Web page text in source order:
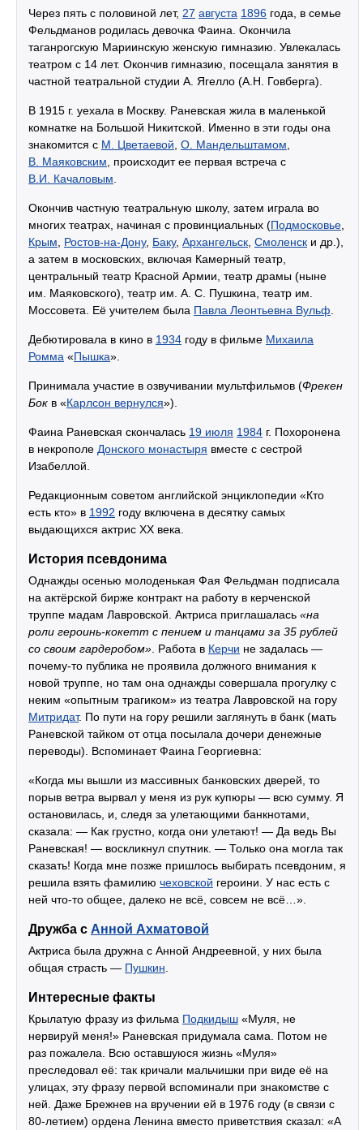
Через пять с половиной лет, 27 августа 1896 года, в семье
Фельдманов родилась девочка Фаина. Окончила
таганрогскую Мариинскую женскую гимназию. Увлекалась
театром с 14 лет. Окончив гимназию, посещала занятия в
частной театральной студии А. Ягелло (А.Н. Говберга).
В 1915 г. уехала в Москву. Раневская жила в маленькой
комнатке на Большой Никитской. Именно в эти годы она
знакомится с М. Цветаевой О. Мандельштамом
В. Маяковским , происходит ее первая встреча с
В.И. Качаловым
Окончив частную театральную школу, затем играла во
многих театрах, начиная с провинциальных (Подмосковье
Крым
Ростов-на-Дону, Баку, Архангельск Смоленск и др.),
а затем в московских, включая Камерный театр,
центральный театр Красной Армии, театр драмы (ныне
им. Маяковского), театр им. А. С. Пушкина, театр им.
Моссовета. Её учителем была Павла Леонтьевна Вульф
Дебютировала в кино в 1934 году в фильме Михаила
Ромма «Пышка».
Принимала участие в озвучивании мультфильмов (Фрекен
Бок в «Карлсон вернулся»).
Фаина Раневская скончалась 19 июля 1984 г. Похоронена
в некрополе Донского монастыря вместе с сестрой
Изабеллой.
Редакционным советом английской энциклопедии «Кто
есть кто» в 1992 году включена в десятку самых
выдающихся актрис XX века.
История псевдонима
Однажды осенью молоденькая Фая Фельдман подписала
на актёрской бирже контракт на работу в керченской
труппе мадам Лавровской. Актриса приглашалась «на
роли героинь-кокетт с пением и танцами за 35 рублей
со своим гардеробом» . Работа в Керчи не задалась —
почему-то публика не проявила должного внимания к
новой труппе, но там она однажды совершала прогулку с
неким «опытным трагиком» из театра Лавровской на гору
Митридат. По пути на гору решили заглянуть в банк (мать
Раневской тайком от отца посылала дочери денежные
переводы). Вспоминает Фаина Георгиевна:
«Когда мы вышли из массивных банковских дверей, то
порыв ветра вырвал у меня из рук купюры — всю сумму. Я
остановилась, и, следя за улетающими банкнотами,
сказала: — Как грустно, когда они улетают! — Да ведь Вы
Раневская! — воскликнул спутник. — Только она могла так
сказать! Когда мне позже пришлось выбирать псевдоним, я
решила взять фамилию чеховской героини. У нас есть с
ней что-то общее, далеко не всё, совсем не всё…».
Дружба с Анной Ахматовой
Актриса была дружна с Анной Андреевной, у них была
общая страсть — Пушкин
Интересные факты
Крылатую фразу из фильма Подкидыш «Муля, не
нервируй меня!» Раневская придумала сама. Потом не
раз пожалела. Всю оставшуюся жизнь «Муля»
преследовал её: так кричали мальчишки при виде её на
улицах, эту фразу первой вспоминали при знакомстве с
ней. Даже Брежнев на вручении ей в 1976 году (в связи с
80-летием) ордена Ленина вместо приветствия сказал: «А